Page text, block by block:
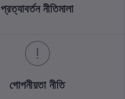
প্রত্যাবর্তন নীতিমালা
গোপনীয়তা নীতি